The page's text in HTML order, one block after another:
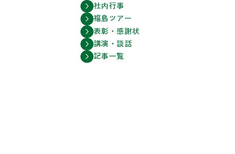
社内行事
福島ツアー
表彰・感謝状
講演・談話
記事一覧